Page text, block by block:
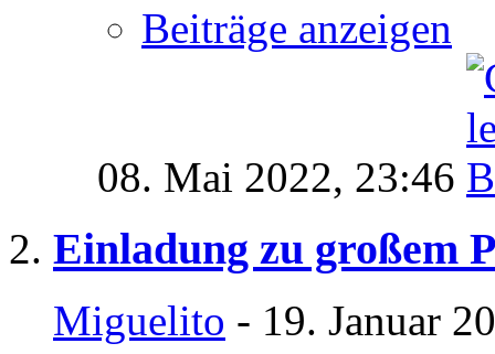
Beiträge anzeigen
08. Mai 2022, 23:46
Einladung zu großem
Miguelito - 19. Januar